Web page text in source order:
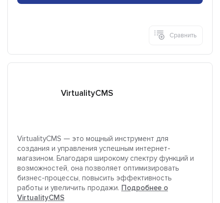
Сравнить
VirtualityCMS
VirtualityCMS — это мощный инструмент для
создания и управления успешным интернет-
магазином. Благодаря широкому спектру функций и
возможностей, она позволяет оптимизировать
бизнес-процессы, повысить эффективность
работы и увеличить продажи. Подробнее о
VirtualityCMS